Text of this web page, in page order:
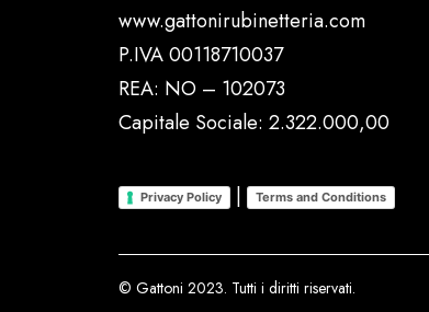
www.gattonirubinetteria.com
P.IVA 00118710037
REA: NO – 102073
Capitale Sociale: 2.322.000,00
Privacy Policy | Terms and Conditions
© Gattoni 2023. Tutti i diritti riservati.